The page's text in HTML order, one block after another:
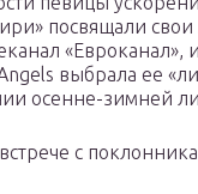
посвящали
«Евроканал»,
выбрала ее
осенне-зимней
с